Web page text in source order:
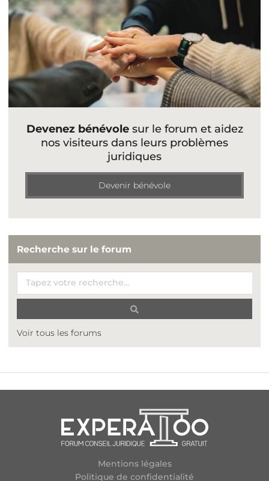
Devenez bénévolesur le forum et aidez
nos visiteurs dans leurs problèmes
juridiques
Devenir bénévole
Recherche sur le forum
Voir tous les forums
Mentions légales
Politique de confidentialité